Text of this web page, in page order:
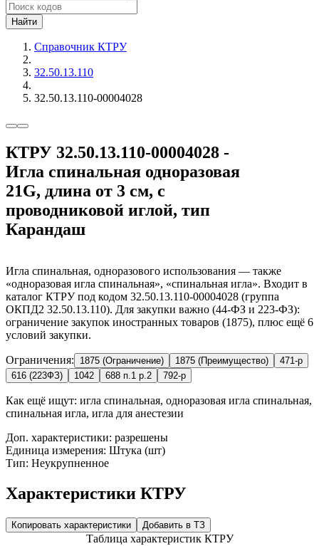
Найти
Справочник КТРУ
32.50.13.110
32.50.13.110-00004028
КТРУ 32.50.13.110-00004028 -
Игла спинальная одноразовая
21G, длина от 3 см, с
проводниковой иглой, тип
Карандаш
Игла спинальная, одноразового использования — также
«одноразовая игла спинальная», «спинальная игла». Входит в
каталог КТРУ под кодом 32.50.13.110-00004028 (группа
ОКПД2 32.50.13.110). Для закупки важно (44-ФЗ и 223-ФЗ):
ограничение закупок иностранных товаров (1875), плюс ещё 6
условий закупки.
Ограничения: 1875 (Ограничение) 1875 (Преимущество)
471-р
616 (223ФЗ)
1042 688 п.1 р.2 792-р
Как ещё ищут: игла спинальная, одноразовая игла спинальная,
спинальная игла, игла для анестезии
Доп. характеристики: разрешены
Единица измерения: Штука (шт)
Тип: Неукрупненное
Характеристики КТРУ
Копировать характеристики Добавить в ТЗ
Таблица характеристик КТРУ